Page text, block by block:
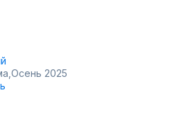
Осень 2025